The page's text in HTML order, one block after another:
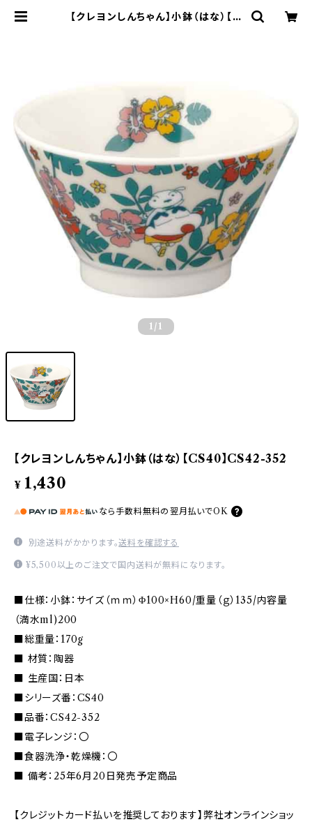
【クレヨンしんちゃん】小鉢（はな）【C
1 /1
【クレヨンしんちゃん】小鉢（はな）【CS40】CS42-352
¥ 1,430
なら 手数料無料の 翌月払いでOK
別途送料がかかります。送料を確認する
¥5,500以上のご注文で国内送料が無料になります。
■仕様：小鉢：サイズ（ｍｍ）Φ100×H60/重量（ｇ）135/内容量
（満水ml)200
■総重量：170g
■ 材質：陶器
■ 生産国：日本
■シリーズ番：CS40
■品番：CS42-352
■電子レンジ：〇
■食器洗浄・乾燥機：〇
■ 備考：25年6月20日発売予定商品
【クレジットカード払いを推奨しております】弊社オンラインショッ